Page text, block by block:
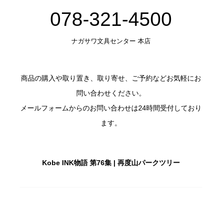
078-321-4500
ナガサワ文具センター 本店
商品の購入や取り置き、取り寄せ、ご予約などお気軽にお
問い合わせください。
メールフォームからのお問い合わせは24時間受付しており
ます。
Kobe INK物語 第76集 | 再度山パークツリー